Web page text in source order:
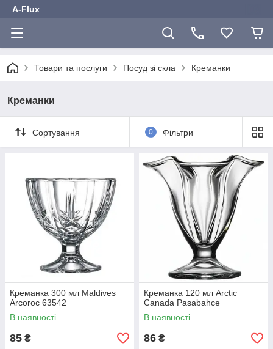
A-Flux
Товари та послуги Посуд зі скла Креманки
Креманки
Сортування 0 Фільтри
Креманка 300 мл Maldives
Arcoroc 63542
В наявності
85 ₴
Креманка 120 мл Arctic
Canada Pasabahce
В наявності
86 ₴